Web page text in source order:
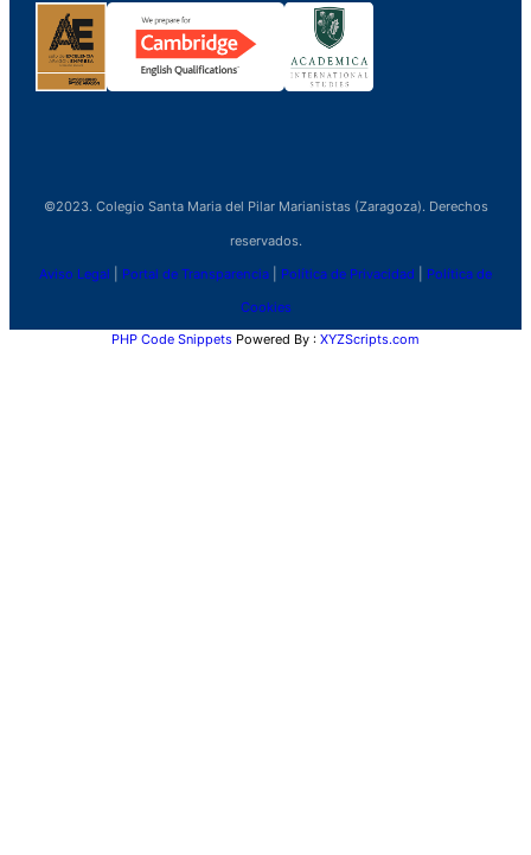
©2023. Colegio Santa Maria del Pilar Marianistas (Zaragoza). Derechos
reservados.
Aviso Legal Portal de Transparencia Política de Privacidad Política de
Cookies
PHP Code Snippets Powered By : XYZScripts.com